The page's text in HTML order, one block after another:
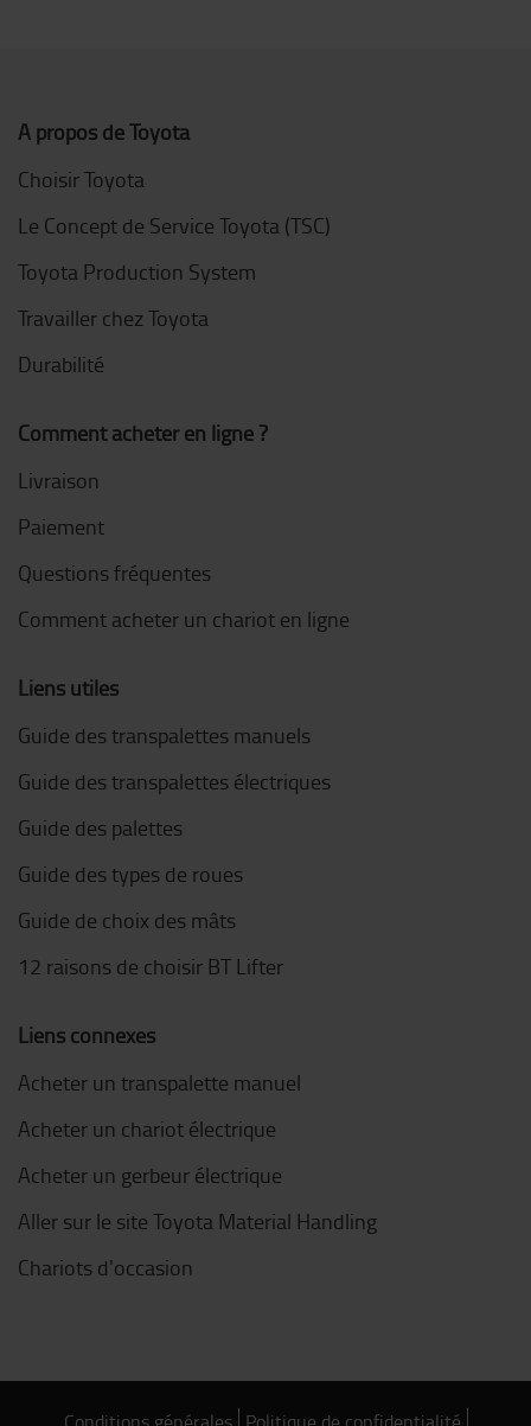
A propos de Toyota
Choisir Toyota
Le Concept de Service Toyota (TSC)
Toyota Production System
Travailler chez Toyota
Durabilité
Comment acheter en ligne ?
Livraison
Paiement
Questions fréquentes
Comment acheter un chariot en ligne
Liens utiles
Guide des transpalettes manuels
Guide des transpalettes électriques
Guide des palettes
Guide des types de roues
Guide de choix des mâts
12 raisons de choisir BT Lifter
Liens connexes
Acheter un transpalette manuel
Acheter un chariot électrique
Acheter un gerbeur électrique
Aller sur le site Toyota Material Handling
Chariots d'occasion